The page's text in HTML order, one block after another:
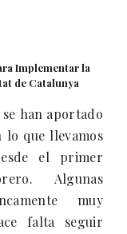
Implementar la
de Catalunya
han aportado
lo que llevamos
el primer
Algunas
muy
falta seguir